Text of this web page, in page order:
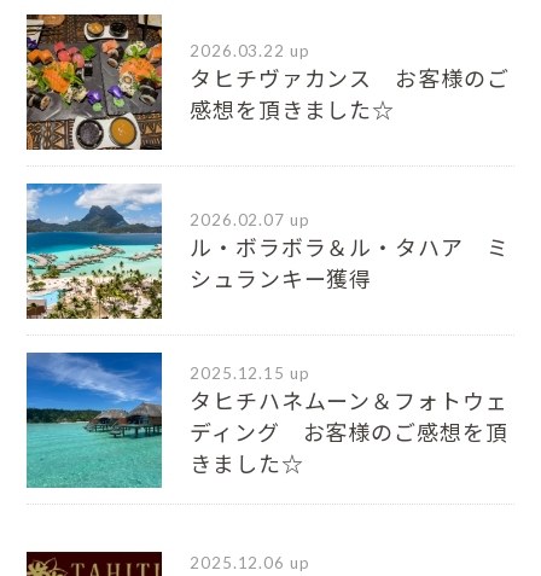
2026.03.22 up
タヒチヴァカンス お客様のご
感想を頂きました☆
2026.02.07 up
ル・ボラボラ＆ル・タハア ミ
シュランキー獲得
2025.12.15 up
タヒチハネムーン＆フォトウェ
ディング お客様のご感想を頂
きました☆
2025.12.06 up